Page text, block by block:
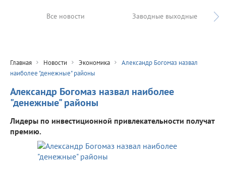
Все новости Заводные выходные
Главная Новости Экономика
Александр Богомаз назвал
наиболее "денежные" районы
Александр Богомаз назвал наиболее
"денежные" районы
Лидеры по инвестиционной привлекательности получат
премию.